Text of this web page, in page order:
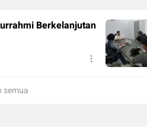
Berkelanjutan
semua